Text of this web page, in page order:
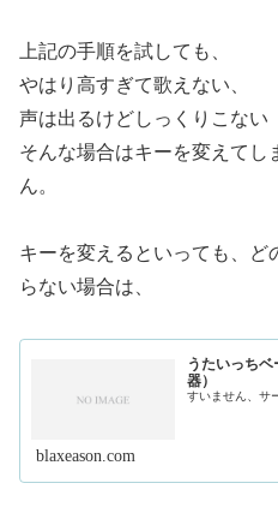
上記の手順を試しても、
やはり高すぎて歌えない、
声は出るけどしっくりこない
そんな場合はキーを変えてし
ん。
キーを変えるといっても、
らない場合は、
うたいっち
器）
すいません、サ
blaxeason.com